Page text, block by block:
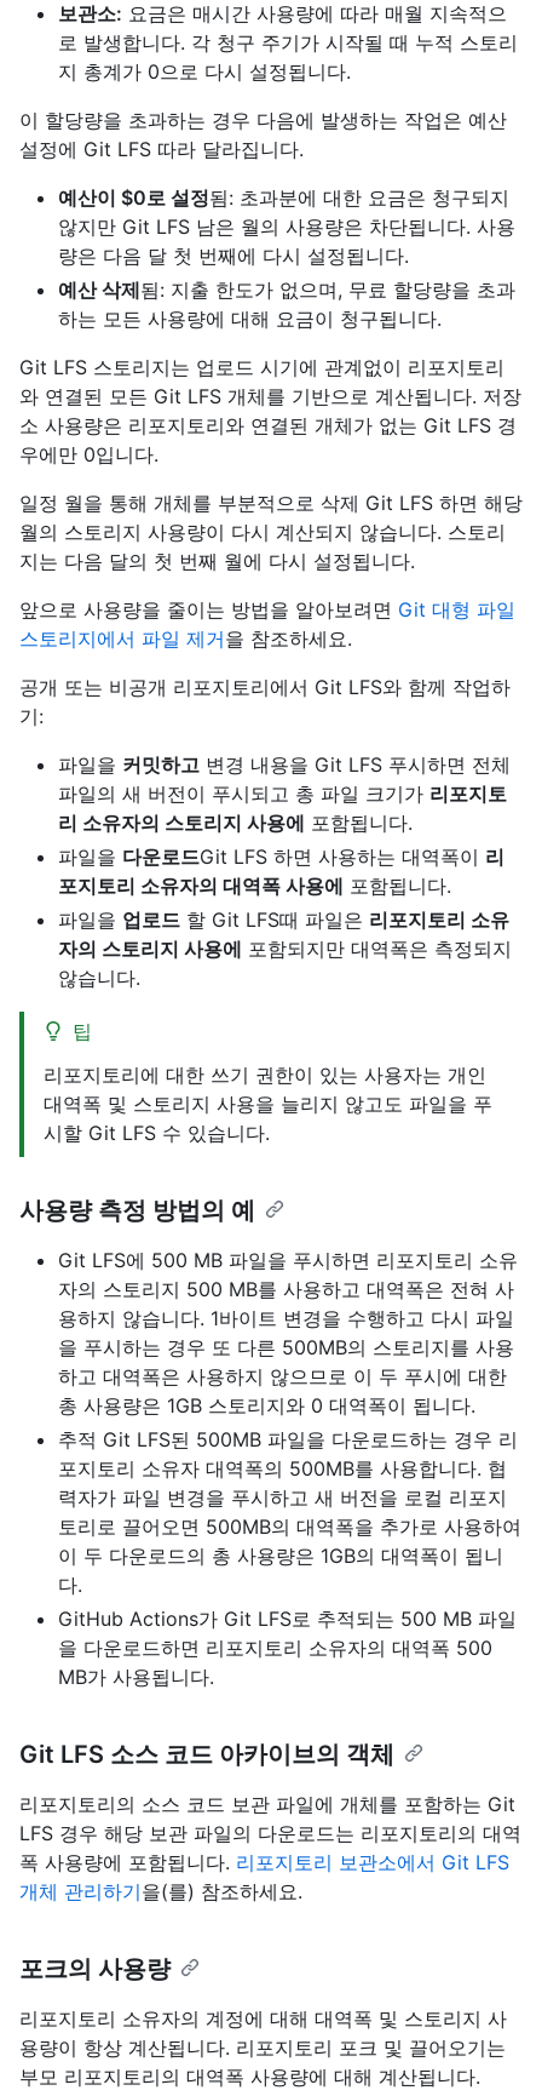
보관소: 요금은 매시간 사용량에 따라 매월 지속적으
로 발생합니다. 각 청구 주기가 시작될 때 누적 스토리
지 총계가 0으로 다시 설정됩니다.
이 할당량을 초과하는 경우 다음에 발생하는 작업은 예산
설정에 Git LFS 따라 달라집니다.
예산이 $0로 설정됨: 초과분에 대한 요금은 청구되지
않지만 Git LFS 남은 월의 사용량은 차단됩니다. 사용
량은 다음 달 첫 번째에 다시 설정됩니다.
예산 삭제됨: 지출 한도가 없으며, 무료 할당량을 초과
하는 모든 사용량에 대해 요금이 청구됩니다.
Git LFS 스토리지는 업로드 시기에 관계없이 리포지토리
와 연결된 모든 Git LFS 개체를 기반으로 계산됩니다. 저장
소 사용량은 리포지토리와 연결된 개체가 없는 Git LFS 경
우에만 0입니다.
일정 월을 통해 개체를 부분적으로 삭제 Git LFS 하면 해당
월의 스토리지 사용량이 다시 계산되지 않습니다. 스토리
지는 다음 달의 첫 번째 월에 다시 설정됩니다.
앞으로 사용량을 줄이는 방법을 알아보려면 Git 대형 파일
스토리지에서 파일 제거을 참조하세요.
공개 또는 비공개 리포지토리에서 Git LFS와 함께 작업하
기:
파일을 커밋하고 변경 내용을 Git LFS 푸시하면 전체
파일의 새 버전이 푸시되고 총 파일 크기가 리포지토
리 소유자의 스토리지 사용에 포함됩니다.
파일을 다운로드Git LFS 하면 사용하는 대역폭이 리
포지토리 소유자의 대역폭 사용에 포함됩니다.
파일을 업로드 할 Git LFS때 파일은 리포지토리 소유
자의 스토리지 사용에 포함되지만 대역폭은 측정되지
않습니다.
팁
리포지토리에 대한 쓰기 권한이 있는 사용자는 개인
대역폭 및 스토리지 사용을 늘리지 않고도 파일을 푸
시할 Git LFS 수 있습니다.
사용량 측정 방법의 예
Git LFS에 500 MB 파일을 푸시하면 리포지토리 소유
자의 스토리지 500 MB를 사용하고 대역폭은 전혀 사
용하지 않습니다. 1바이트 변경을 수행하고 다시 파일
을 푸시하는 경우 또 다른 500MB의 스토리지를 사용
하고 대역폭은 사용하지 않으므로 이 두 푸시에 대한
총 사용량은 1GB 스토리지와 0 대역폭이 됩니다.
추적 Git LFS된 500MB 파일을 다운로드하는 경우 리
포지토리 소유자 대역폭의 500MB를 사용합니다. 협
력자가 파일 변경을 푸시하고 새 버전을 로컬 리포지
토리로 끌어오면 500MB의 대역폭을 추가로 사용하여
이 두 다운로드의 총 사용량은 1GB의 대역폭이 됩니
다.
GitHub Actions가 Git LFS로 추적되는 500 MB 파일
을 다운로드하면 리포지토리 소유자의 대역폭 500
MB가 사용됩니다.
Git LFS 소스 코드 아카이브의 객체
리포지토리의 소스 코드 보관 파일에 개체를 포함하는 Git
LFS 경우 해당 보관 파일의 다운로드는 리포지토리의 대역
폭 사용량에 포함됩니다. 리포지토리 보관소에서 Git LFS
개체 관리하기을(를) 참조하세요.
포크의 사용량
리포지토리 소유자의 계정에 대해 대역폭 및 스토리지 사
용량이 항상 계산됩니다. 리포지토리 포크 및 끌어오기는
부모 리포지토리의 대역폭 사용량에 대해 계산됩니다.